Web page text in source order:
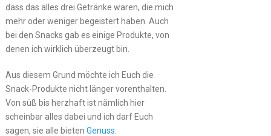
dass das alles drei Getränke waren, die mich
mehr oder weniger begeistert haben. Auch
bei den Snacks gab es einige Produkte, von
denen ich wirklich überzeugt bin.
Aus diesem Grund möchte ich Euch die
Snack-Produkte nicht länger vorenthalten.
Von süß bis herzhaft ist nämlich hier
scheinbar alles dabei und ich darf Euch
sagen, sie alle bieten Genuss